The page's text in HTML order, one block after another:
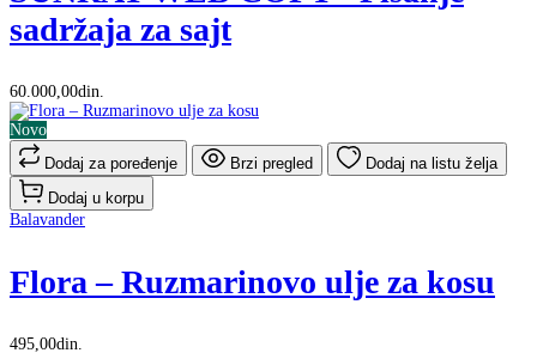
sadržaja za sajt
60.000,00din.
Novo
Dodaj za poređenje
Brzi pregled
Dodaj na listu želja
Dodaj u korpu
Balavander
Flora – Ruzmarinovo ulje za kosu
495,00din.